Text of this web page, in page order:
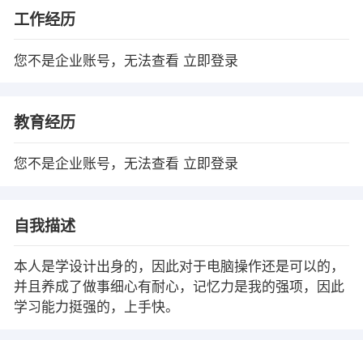
工作经历
您不是企业账号，无法查看 立即登录
教育经历
您不是企业账号，无法查看 立即登录
自我描述
本人是学设计出身的，因此对于电脑操作还是可以的，
并且养成了做事细心有耐心，记忆力是我的强项，因此
学习能力挺强的，上手快。